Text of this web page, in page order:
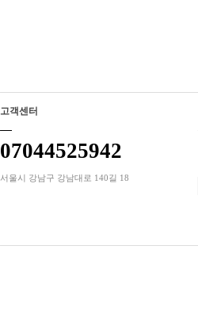
고객센터
07044525942
서울시 강남구 강남대로 140길 18